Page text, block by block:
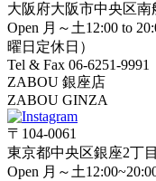
大阪府大阪市中央区南
Open 月～土12:00 to
曜日定休日）
Tel & Fax 06-6251-9991
ZABOU 銀座店
ZABOU GINZA
〒104-0061
東京都中央区銀座2丁
Open 月～土